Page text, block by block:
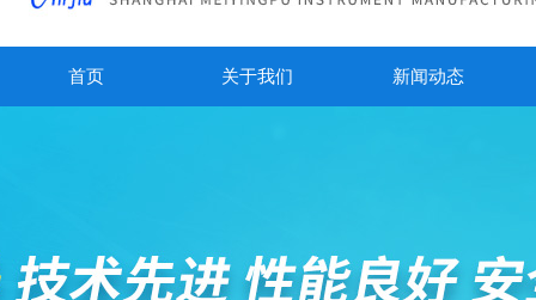
首页 关于我们 新闻动态